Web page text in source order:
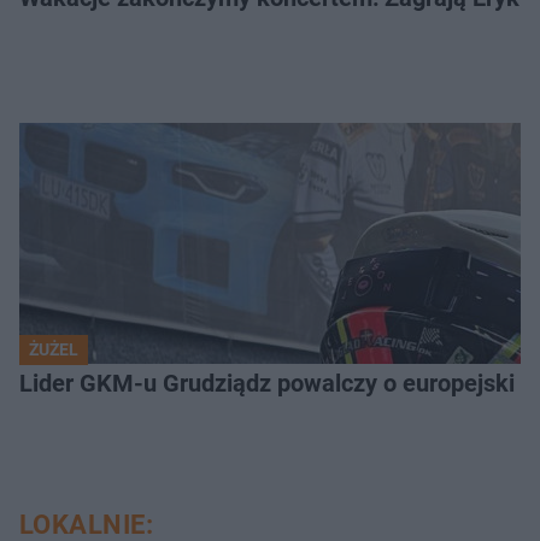
ŻUŻEL
Lider GKM-u Grudziądz powalczy o europejski
LOKALNIE: